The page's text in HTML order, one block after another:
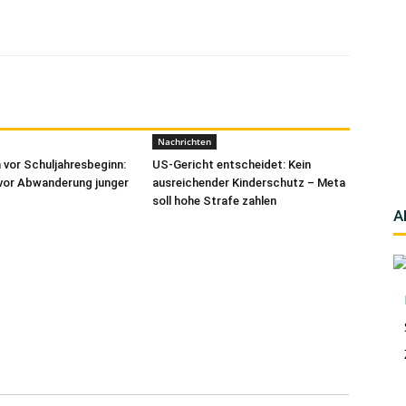
Schuljahresbeginn:
Abwanderung junger
Nachrichten
US-Gericht entscheidet: Kein
ausreichender Kinderschutz – Meta
soll hohe Strafe zahlen